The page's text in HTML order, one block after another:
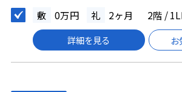
敷 0万円 礼 2ヶ月 2階 /
詳細を見る